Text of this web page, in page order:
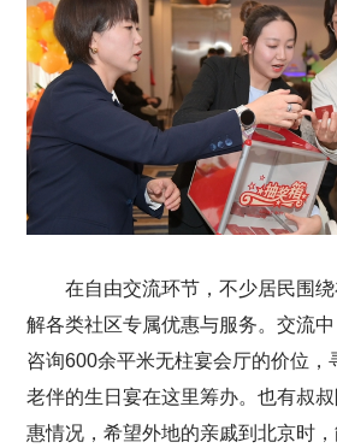
在自由交流环节，不少居民围
解各类社区专属优惠与服务。交流
咨询600余平米无柱宴会厅的价位，
老伴的生日宴在这里筹办。也有叔
惠情况，希望外地的亲戚到北京时